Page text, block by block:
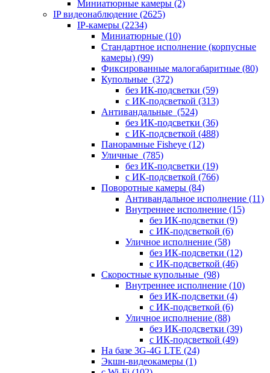
Миниатюрные камеры (2)
IP видеонаблюдение (2625)
IP-камеры (2234)
Миниатюрные (10)
Стандартное исполнение (корпусные
камеры) (99)
Фиксированные малогабаритные (80)
Купольные (372)
без ИК-подсветки (59)
с ИК-подсветкой (313)
Антивандальные (524)
без ИК-подсветки (36)
с ИК-подсветкой (488)
Панорамные Fisheye (12)
Уличные (785)
без ИК-подсветки (19)
с ИК-подсветкой (766)
Поворотные камеры (84)
Антивандальное исполнение (11)
Внутреннее исполнение (15)
без ИК-подсветки (9)
с ИК-подсветкой (6)
Уличное исполнение (58)
без ИК-подсветки (12)
с ИК-подсветкой (46)
Скоростные купольные (98)
Внутреннее исполнение (10)
без ИК-подсветки (4)
с ИК-подсветкой (6)
Уличное исполнение (88)
без ИК-подсветки (39)
с ИК-подсветкой (49)
На базе 3G-4G LTE (24)
Экшн-видеокамеры (1)